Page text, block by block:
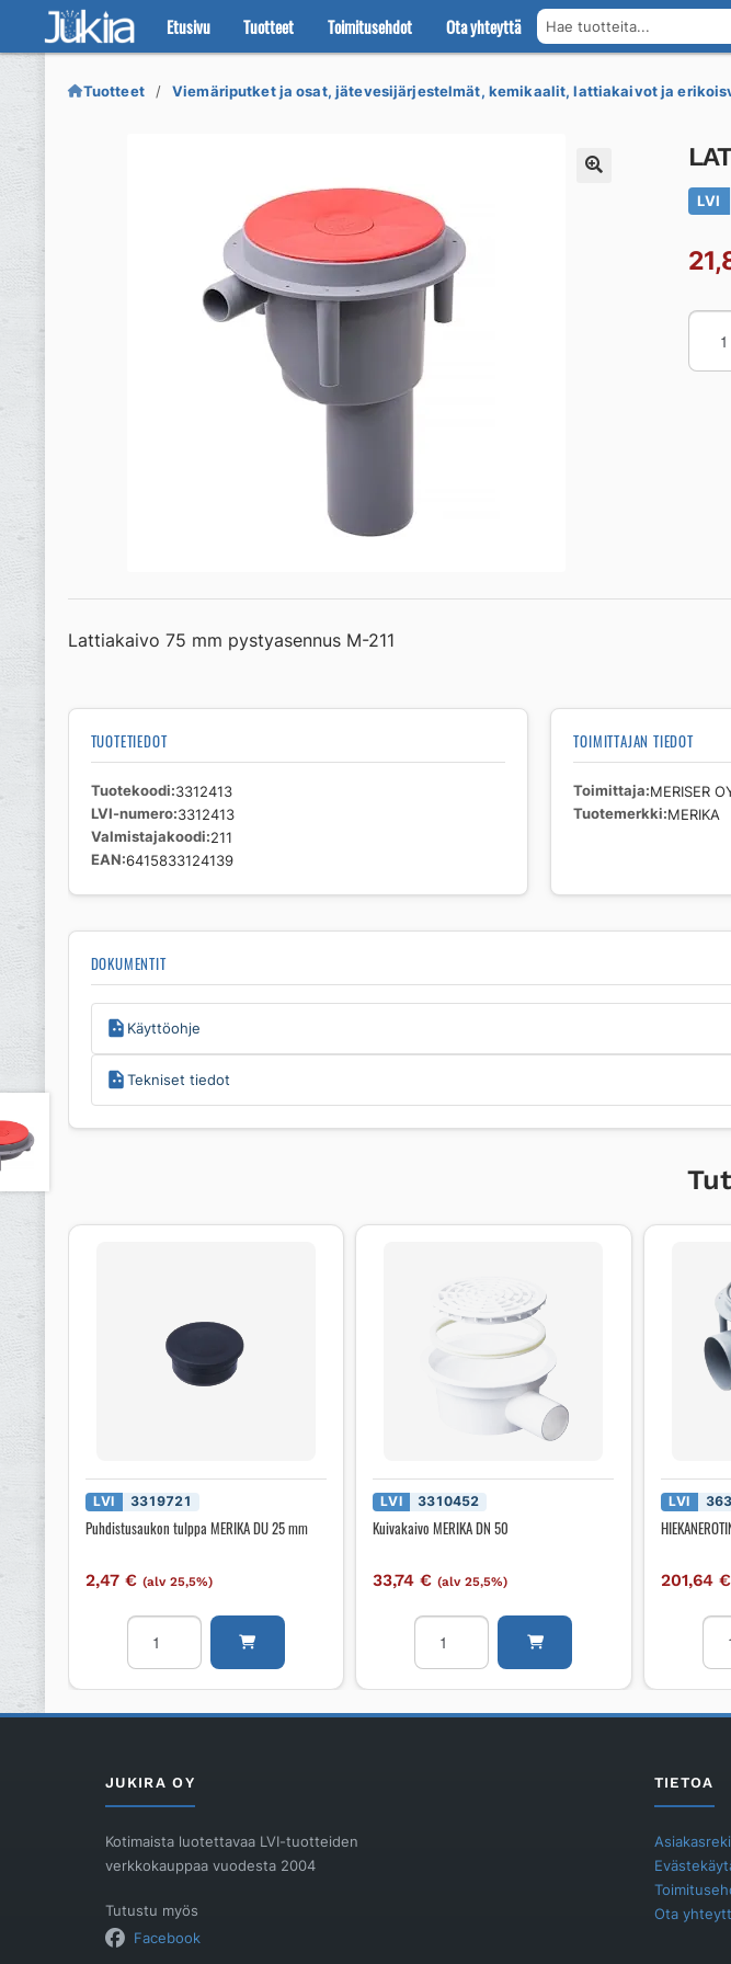
Etusivu Tuotteet Toimitusehdot Ota yhteyttä Hae tuotteita...
Siirry
navigointiin
Siirry
sisältöön
Tuotteet Viemäriputket ja osat, jätevesijärjestelmät, kemikaalit, lattiakaivot ja
LVI
Lattiakaivo 75 mm pystyasennus M-211
TUOTETIEDOT
Tuotekoodi 3312413
LVI-numero 3312413
Valmistajakoodi 211
EAN 6415833124139
TOIMITTAJAN TIEDOT
Toimittaja MERISER
Tuotemerkki MERIKA
DOKUMENTIT
Käyttöohje
Tekniset tiedot
LVI 3319721
Puhdistusaukon tulppa MERIKA DU 25 mm
2,47€ (alv 25,5%)
Puhdistusaukon
tulppa
MERIKA
25
LVI 3310452
Kuivakaivo MERIKA DN 50
33,74€ (alv 25,5%)
Kuivakaivo
MERIKA
DN
määrä
LVI
201,64 €
362
JUKIRA OY
Kotimaista luotettavaa LVI-tuotteiden
verkkokauppaa vuodesta 2004
Tutustu myös
Facebook
TIETOA
Ota